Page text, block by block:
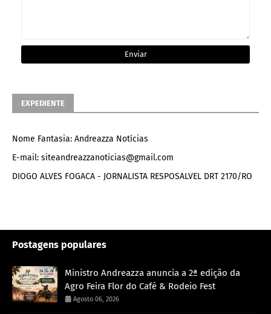
EXPEDIENTE
Nome Fantasia: Andreazza Notícias
E-mail: siteandreazzanoticias@gmail.com
DIOGO ALVES FOGACA - JORNALISTA RESPOSALVEL DRT 2170/RO
Postagens populares
Ministro Andreazza anuncia a 2ª edição da
Agro Feira Flor do Café & Rodeio Fest
Agosto 06, 2026